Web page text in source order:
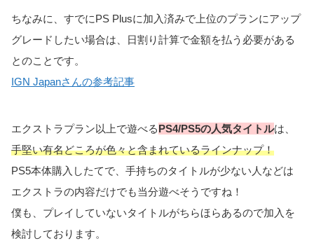
ちなみに、すでにPS Plusに加入済みで上位のプランにアップ
グレードしたい場合は、日割り計算で金額を払う必要がある
とのことです。
IGN Japanさんの参考記事
エクストラプラン以上で遊べる PS4/PS5の人気タイトルは、
手堅い有名どころが色々と含まれているラインナップ！
PS5本体購入したてで、手持ちのタイトルが少ない人などは
エクストラの内容だけでも当分遊べそうですね！
僕も、プレイしていないタイトルがちらほらあるので加入を
検討しております。